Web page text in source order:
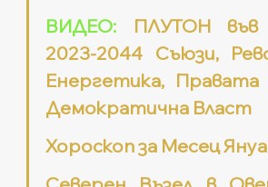
ВИДЕО: ПЛУТОН
2023-2044 Съюзи,
Енергетика, Правата
Демократична Власт
Хороскоп за Месец